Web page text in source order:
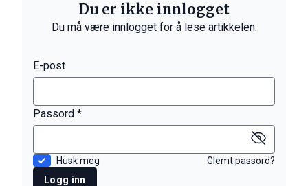
Du er ikke innlogget
Du må være innlogget for å lese artikkelen.
E-post
Passord *
Husk meg
Glemt passord?
Logg inn